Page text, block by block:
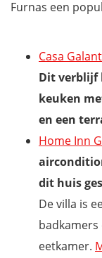
Furnas een
Casa
Dit verblijf
keuken
en een
Home Inn
dit huis
De villa is
eetkamer.